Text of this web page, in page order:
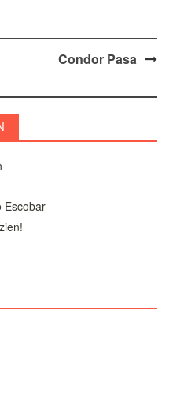
Condor Pasa
Escobar